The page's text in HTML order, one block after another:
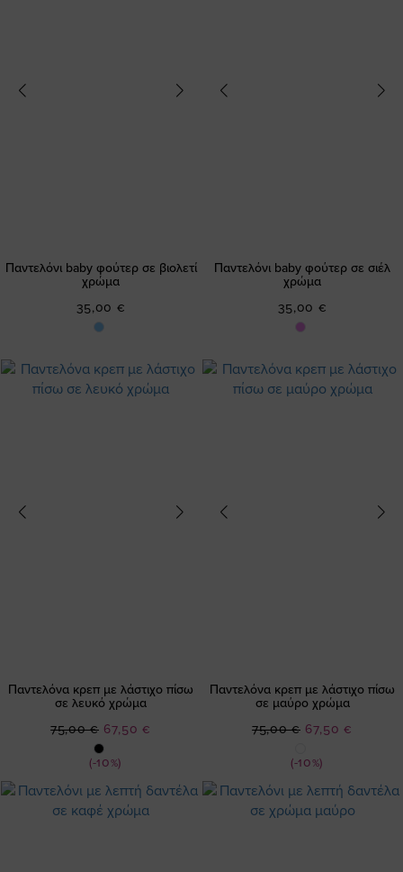
Παντελόνι baby φούτερ σε βιολετί
χρώμα
35,00 €
Παντελόνι baby φούτερ σε σιέλ
χρώμα
35,00 €
Παντελόνα κρεπ με λάστιχο πίσω
σε λευκό χρώμα
(-10%)
Ειδική
Τιμή
67,50 €
75,00 €
Παντελόνα κρεπ με λάστιχο πίσω
σε μαύρο χρώμα
(-10%)
Ειδική
67,50 €
75,00 €